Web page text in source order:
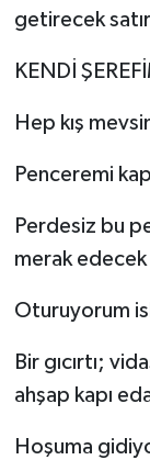
getirecek
​KENDİ
​Hep kış
Penceremi
Perdesiz bu
merak edecek
​Oturuyorum
Bir gıcırtı;
ahşap kapı
Hoşuma